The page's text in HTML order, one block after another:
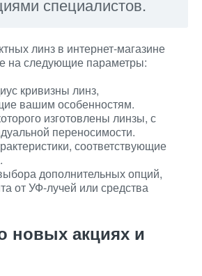
специалистов.
линз в интернет-магазине
на следующие параметры:
кривизны линз,
вашим особенностям.
изготовлены линзы, с
переносимости.
соответствующие
дополнительных опций,
от УФ-лучей или средства
новых акциях и